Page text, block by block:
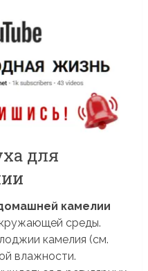
для
камелии
среды.
камелия (см.
влажности.